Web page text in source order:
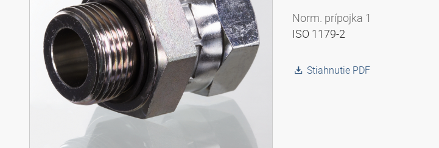
3D model
Norm. prípojka 1
ISO 1179-2
Stiahnutie PDF